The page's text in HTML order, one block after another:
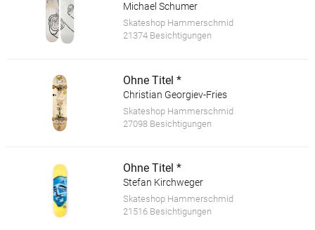
Michael Schumer
Skateshop Hammerschmid
21374 Besichtigungen
Ohne Titel *
Christian Georgiev-Fries
Skateshop Hammerschmid
27098 Besichtigungen
Ohne Titel *
Stefan Kirchweger
Skateshop Hammerschmid
21516 Besichtigungen